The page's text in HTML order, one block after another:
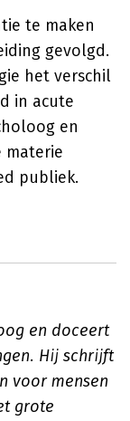
te maken
gevolgd.
het verschil
in acute
en
materie
publiek.
en doceert
Hij schrijft
voor mensen
grote